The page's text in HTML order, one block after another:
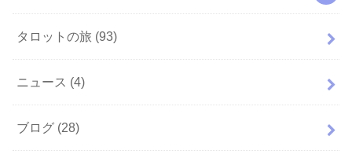
タロットの旅 (93)
ニュース (4)
ブログ (28)